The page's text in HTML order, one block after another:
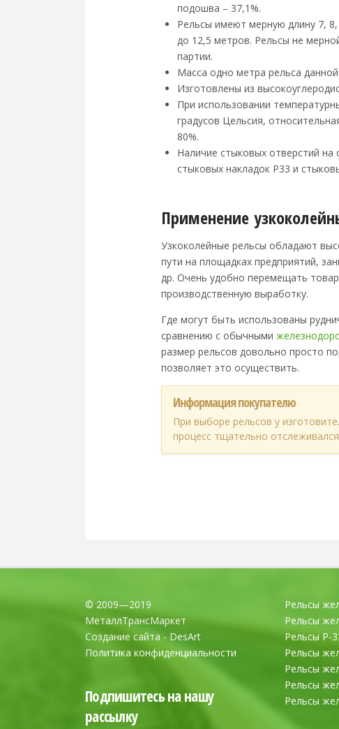
подошва – 37,1%.
Рельсы имеют мерную длину 7,
до 12,5 метров. Рельсы не
партии.
Масса одно метра рельса
Изготовлены из
При использовании
градусов Цельсия,
80%.
Наличие стыковых отверстий
стыковых накладок Р33 и
Применение
Узкоколейные рельсы обладают
пути на площадках предприятий,
др. Очень удобно перемещать
производственную выработку.
Где могут быть использованы
сравнению с обычными
размер рельсов довольно просто
позволяет это осуществить.
Информация покупателю
При выборе рельсов у
процесс тщательно
© 2009—2019
МеталлТрансМаркет
Создание сайта - DesArt
Политика конфиденциальности
Подпишитесь на нашу
рассылку
Рельсы
Рельсы
Рельсы Р-
Рельсы
Рельсы
Рельсы
Рельсы